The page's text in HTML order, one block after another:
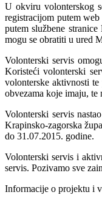
U okviru volonterskog
registracijom putem
putem službene
mogu se obratiti u ured
Volonterski servis
Koristeći volonterski
volonterske aktivnosti
obvezama koje imaju,
Volonterski servis
Krapinsko-zagorska
do 31.07.2015. godine.
Volonterski servis i
servis. Pozivamo sve
Informacije o projektu i